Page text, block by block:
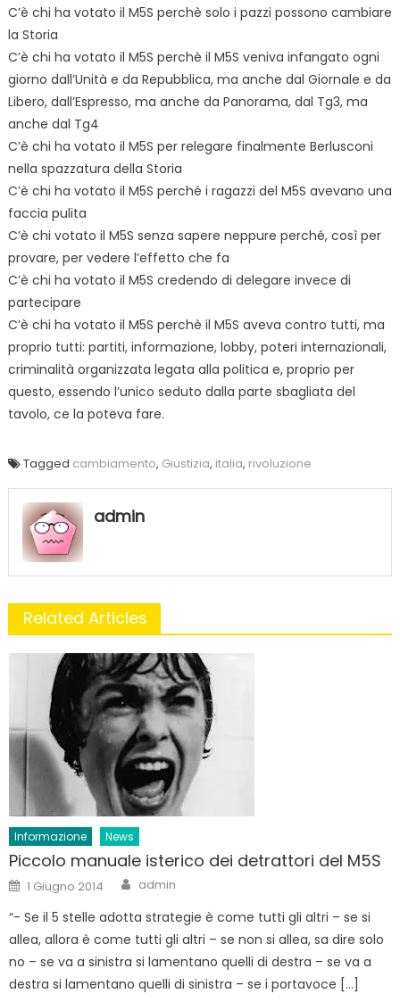
C’è chi ha votato il M5S perchè solo i pazzi possono cambiare
la Storia
C’è chi ha votato il M5S perchè il M5S veniva infangato ogni
giorno dall’Unità e da Repubblica, ma anche dal Giornale e da
Libero, dall’Espresso, ma anche da Panorama, dal Tg3, ma
anche dal Tg4
C’è chi ha votato il M5S per relegare finalmente Berlusconi
nella spazzatura della Storia
C’è chi ha votato il M5S perché i ragazzi del M5S avevano una
faccia pulita
C’è chi votato il M5S senza sapere neppure perché, così per
provare, per vedere l’effetto che fa
C’è chi ha votato il M5S credendo di delegare invece di
partecipare
C’è chi ha votato il M5S perchè il M5S aveva contro tutti, ma
proprio tutti: partiti, informazione, lobby, poteri internazionali,
criminalità organizzata legata alla politica e, proprio per
questo, essendo l’unico seduto dalla parte sbagliata del
tavolo, ce la poteva fare.
Tagged cambiamento, Giustizia, italia, rivoluzione
admin
Related Articles
Informazione News
Piccolo manuale isterico dei detrattori del M5S
Posted
on
1 Giugno 2014 Author
admin
“- Se il 5 stelle adotta strategie è come tutti gli altri – se si
allea, allora è come tutti gli altri – se non si allea, sa dire solo
no – se va a sinistra si lamentano quelli di destra – se va a
destra si lamentano quelli di sinistra – se i portavoce […]